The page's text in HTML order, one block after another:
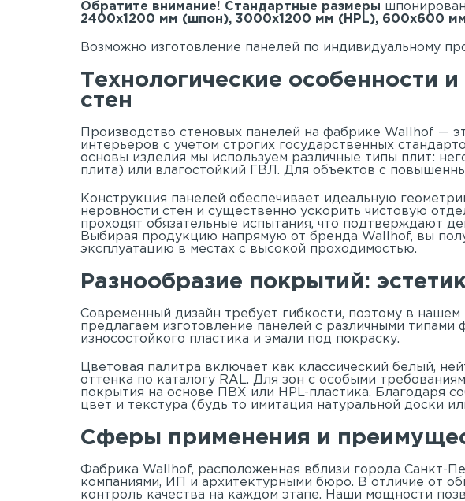
Обратите внимание! Стандартные размеры
2400х1200 мм (шпон), 3000х1200 мм (HPL), 600х600
Возможно изготовление панелей по индивидуальному
Технологические особенности
стен
Производство стеновых панелей на фабрике Wallhof —
интерьеров с учетом строгих государственных
основы изделия мы используем различные типы плит:
плита) или влагостойкий ГВЛ. Для объектов с
Конструкция панелей обеспечивает идеальную
неровности стен и существенно ускорить чистовую
проходят обязательные испытания, что подтверждают
Выбирая продукцию напрямую от бренда Wallhof, вы
эксплуатацию в местах с высокой проходимостью.
Разнообразие покрытий:
Современный дизайн требует гибкости, поэтому в нашем
предлагаем изготовление панелей с различными
износостойкого пластика и эмали под покраску.
Цветовая палитра включает как классический белый,
оттенка по каталогу RAL. Для зон с особыми
покрытия на основе ПВХ или HPL-пластика. Благодаря
цвет и текстура (будь то имитация натуральной доски
Сферы применения и
Фабрика Wallhof, расположенная вблизи города Санкт-
компаниями, ИП и архитектурными бюро. В отличие от
контроль качества на каждом этапе. Наши мощности